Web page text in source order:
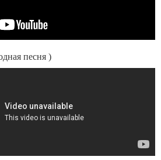
песня )